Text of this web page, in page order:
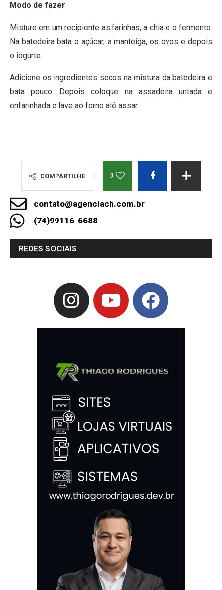
Modo de fazer
Misture em um recipiente as farinhas, a chia e o fermento.
Na batedeira bata o açúcar, a manteiga, os ovos e depois
o iogurte.
Adicione os ingredientes secos na mistura da batedeira e
bata pouco. Depois coloque na assadeira untada e
enfarinhada e lave ao forno até assar.
COMPARTILHE 0
contato@agenciach.com.br
(74)99116-6688
REDES SOCIAIS